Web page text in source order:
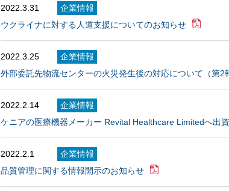
2022.3.31
企業情報
ウクライナに対する⼈道⽀援についてのお知らせ
2022.3.25
企業情報
外部委託先物流センターの⽕災発⽣後の対応について（第2
2022.2.14
企業情報
ケニアの医療機器メーカー Revital Healthcare Limitedへ出資
2022.2.1
企業情報
品質管理に関する情報開示のお知らせ